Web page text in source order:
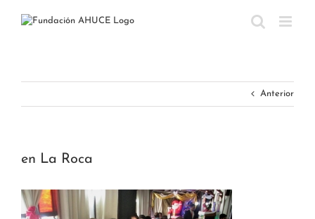
Anterior
en La Roca